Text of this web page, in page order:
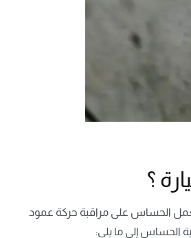
؟
الحساس على مراقبة حركة عمود
الحساس إلى ما يلي: